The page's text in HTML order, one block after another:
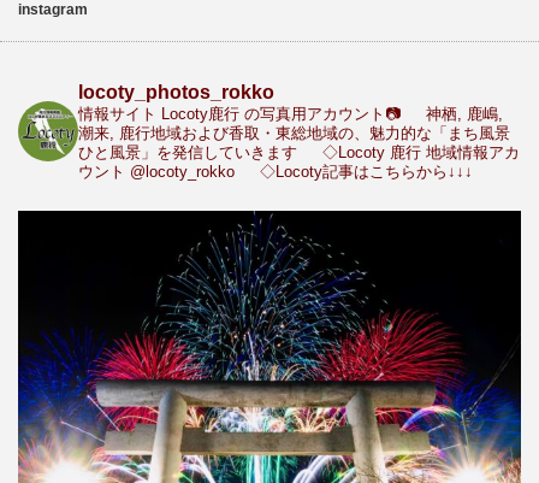
instagram
locoty_photos_rokko
情報サイト Locoty鹿行 の写真用アカウント📷
神栖, 鹿嶋,
潮来, 鹿行地域および香取・東総地域の、魅力的な「まち風景
ひと風景」を発信していきます
◇Locoty 鹿行 地域情報アカ
ウント @locoty_rokko ◇Locoty記事はこちらから↓↓↓